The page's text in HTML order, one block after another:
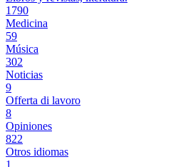
1790
Medicina
59
Música
302
Noticias
9
Offerta di lavoro
8
Opiniones
822
Otros idiomas